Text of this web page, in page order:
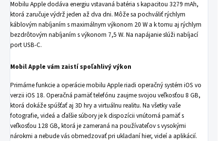
Mobilu Apple dodáva energiu vstavaná batéria s kapacitou 3279 mAh,
ktorá zaručuje výdrž jeden až dva dni. Môže sa pochváliť rýchlym
káblovým nabíjaním s maximálnym výkonom 20 W a k tomu aj rýchlym
bezdrôtovým nabíjaním s výkonom 7,5 W. Na napájanie slúži nabíjací
port USB-C.
Mobil Apple vám zaistí spoľahlivý výkon
Primárne funkcie a operácie mobilu Apple riadi operačný systém iOS vo
verzii iOS 18. Operačná pamäť telefónu zaujme svojou veľkosťou 8 GB,
ktorá dokáže spúšťať aj 3D hry a virtuálnu realitu. Na všetky vaše
fotografie, videá a ďalšie súbory je k dispozícii vnútorná pamäť s
veľkosťou 128 GB, ktorá je zameraná na používateľov s vysokými
nárokmi a nebude vás obmedzovať pri ukladaní hier, videí a aplikácií.